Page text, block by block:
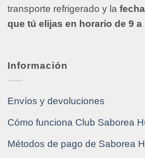
transporte refrigerado y la
que tú elijas en horario de 9 a
Información
Envíos y devoluciones
Cómo funciona Club Saborea
Métodos de pago de Saborea